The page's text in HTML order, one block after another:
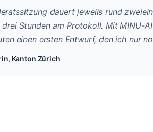
dauert jeweils rund
Stunden am Protokoll. Mit MINU-
einen ersten Entwurf, den ich nur
Kanton Zürich